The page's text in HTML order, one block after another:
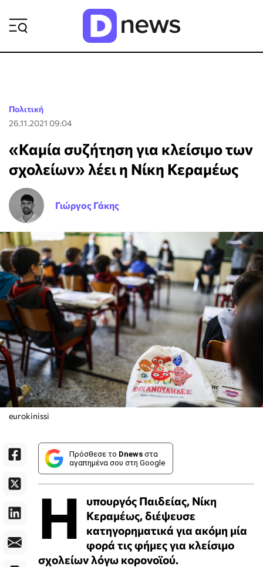
Πολιτική
26.11.2021 09:04
«Καμία συζήτηση για κλείσιμο των
σχολείων» λέει η Νίκη Κεραμέως
Γιώργος Γάκης
eurokinissi
Πρόσθεσε το Dnews στα
αγαπημένα σου στη Google
Η
υπουργός Παιδείας, Νίκη
Κεραμέως, διέψευσε
κατηγορηματικά για ακόμη μία
φορά τις φήμες για κλείσιμο
σχολείων λόγω κορονοϊού.